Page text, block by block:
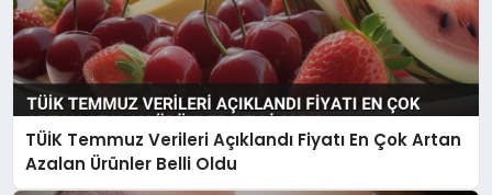
TÜİK Temmuz Verileri Açıklandı Fiyatı En Çok Artan
Azalan Ürünler Belli Oldu